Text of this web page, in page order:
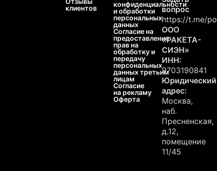
клиентов
конфиденциальности
и обработки
персональных
данных
Согласие на
предоставление
прав на
обработку и
передачу
персональных
данных третьим
лицам
Согласие
на рекламу
Оферта
вопрос
https://t.me/
ООО
«РАКЕТА-
СИЭН»
ИНН:
9703190841
Юридический
адрес:
Москва,
наб.
Пресненская,
д.12,
помещение
11/45